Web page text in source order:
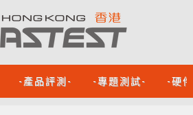
-產品評測- -專題測試- -硬